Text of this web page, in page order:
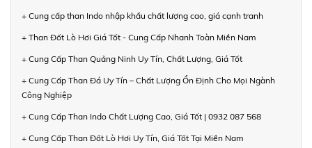
+ Cung cấp than Indo nhập khẩu chất lượng cao, giá cạnh tranh
+ Than Đốt Lò Hơi Giá Tốt - Cung Cấp Nhanh Toàn Miền Nam
+ Cung Cấp Than Quảng Ninh Uy Tín, Chất Lượng, Giá Tốt
+ Cung Cấp Than Đá Uy Tín – Chất Lượng Ổn Định Cho Mọi Ngành
Công Nghiệp
+ Cung Cấp Than Indo Chất Lượng Cao, Giá Tốt | 0932 087 568
+ Cung Cấp Than Đốt Lò Hơi Uy Tín, Giá Tốt Tại Miền Nam